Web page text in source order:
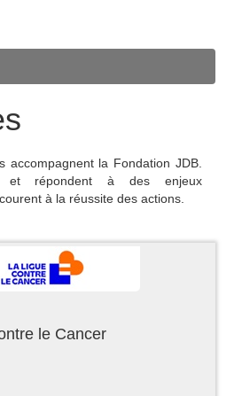
accompagnent la Fondation JDB.
et répondent à des enjeux
à la réussite des actions.
le Cancer